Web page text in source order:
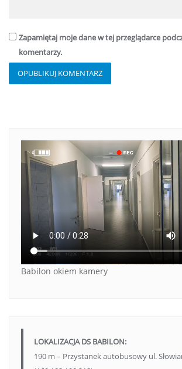
Zapamiętaj moje dane w tej przeglądarce
komentarzy.
Babilon okiem kamery
LOKALIZACJA DS BABILON:
190 m – Przystanek autobusowy ul.